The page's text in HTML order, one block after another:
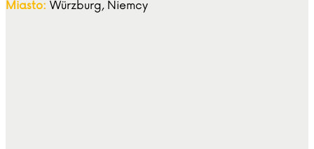
Miasto: Würzburg, Niemcy